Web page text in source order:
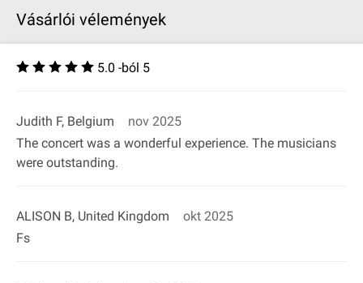
Vásárlói vélemények
5.0 -ból 5
Judith F, Belgium
nov 2025
The concert was a wonderful experience. The musicians
were outstanding.
ALISON B, United Kingdom
okt 2025
Fs